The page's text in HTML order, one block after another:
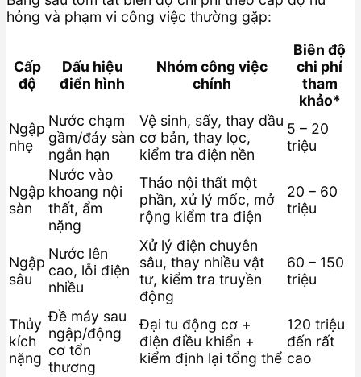
hỏng và phạm vi công việc thường gặp:
Cấp
độ
Dấu hiệu
điển hình
Nhóm công việc
chính
Biên độ
chi phí
tham
khảo*
Ngập
nhẹ
Nước chạm
gầm/đáy sàn
ngắn hạn
Vệ sinh, sấy, thay dầu
cơ bản, thay lọc,
kiểm tra điện nền
5 – 20
triệu
Ngập
sàn
Nước vào
khoang nội
thất, ẩm
nặng
Tháo nội thất một
phần, xử lý mốc, mở
rộng kiểm tra điện
20 – 60
triệu
Ngập
sâu
Nước lên
cao, lỗi điện
nhiều
Xử lý điện chuyên
sâu, thay nhiều vật
tư, kiểm tra truyền
động
60 – 150
triệu
Thủy
kích
nặng
Đề máy sau
ngập/động
cơ tổn
thương
Đại tu động cơ +
điện điều khiển +
kiểm định lại tổng thể
120 triệu
đến rất
cao